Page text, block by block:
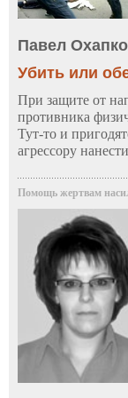
Павел Охапко
Убить или
При защите от
противника
Тут-то и
агрессору
Помощь жертвам